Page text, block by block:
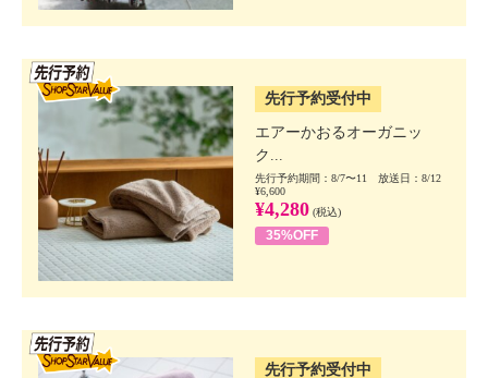
先行予約受付中
エアーかおるオーガニッ
ク...
先行予約期間：8/7〜11 放送日：8/12
¥6,600
¥4,280 (税込)
35%OFF
先行予約受付中